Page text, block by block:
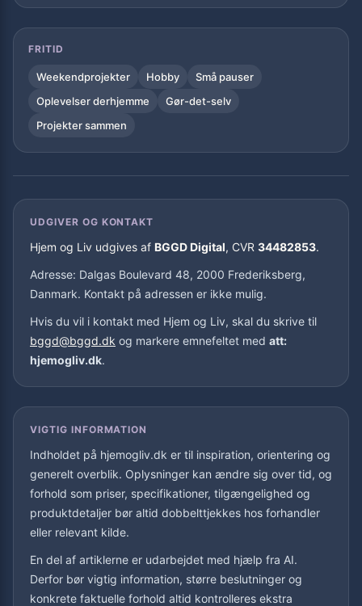
FRITID
Weekendprojekter Hobby
Små pauser
Oplevelser derhjemme
Gør-det-selv
Projekter sammen
UDGIVER OG KONTAKT
Hjem og Liv udgives af BGGD Digital, CVR 34482853.
Adresse: Dalgas Boulevard 48, 2000 Frederiksberg,
Danmark. Kontakt på adressen er ikke mulig.
Hvis du vil i kontakt med Hjem og Liv, skal du skrive til
bggd@bggd.dk og markere emnefeltet med att:
hjemogliv.dk.
VIGTIG INFORMATION
Indholdet på hjemogliv.dk er til inspiration, orientering og
generelt overblik. Oplysninger kan ændre sig over tid, og
forhold som priser, specifikationer, tilgængelighed og
produktdetaljer bør altid dobbelttjekkes hos forhandler
eller relevant kilde.
En del af artiklerne er udarbejdet med hjælp fra AI.
Derfor bør vigtig information, større beslutninger og
konkrete faktuelle forhold altid kontrolleres ekstra